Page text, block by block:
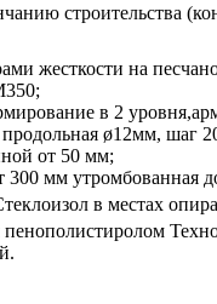
строительства
жесткости на
в 2
продольная ø12мм, шаг
от 50 мм;
мм утромбованная
в местах